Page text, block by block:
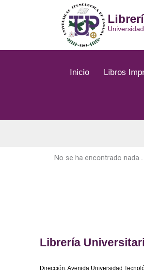
Inicio Libros
No se ha encontrado nada...
Librería
Dirección: Avenida Universidad